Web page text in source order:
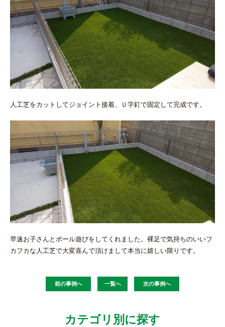
人工芝をカットしてジョイント接着、Ｕ字釘で固定して完成です。
早速お子さんとボール遊びをしてくれました。裸足で気持ちのいいフ
カフカな人工芝で大変喜んで頂けまして本当に嬉しい限りです。
前の事例へ 一覧へ 次の事例へ
カテゴリ別に探す